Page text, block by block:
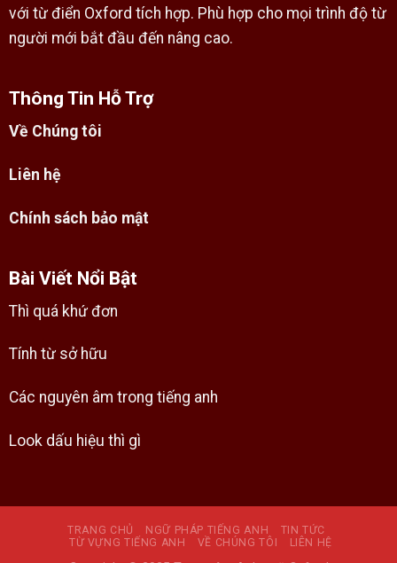
với từ điển Oxford tích hợp. Phù hợp cho mọi trình độ từ
người mới bắt đầu đến nâng cao.
Thông Tin Hỗ Trợ
Về Chúng tôi
Liên hệ
Chính sách bảo mật
Bài Viết Nổi Bật
Thì quá khứ đơn
Tính từ sở hữu
Các nguyên âm trong tiếng anh
Look dấu hiệu thì gì
TRANG CHỦ NGỮ PHÁP TIẾNG ANH
TIN TỨC
TỪ VỰNG TIẾNG ANH
VỀ CHÚNG TÔI LIÊN HỆ